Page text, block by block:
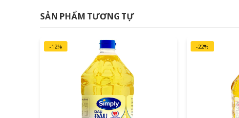
SẢN PHẨM TƯƠNG TỰ
-12% -22%